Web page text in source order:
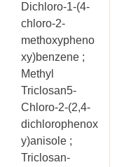
Dichloro-1-(4-
chloro-2-
methoxypheno
xy)benzene ;
Methyl
Triclosan5-
Chloro-2-(2,4-
dichlorophenox
y)anisole ;
Triclosan-